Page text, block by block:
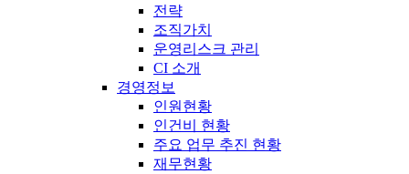
전략
조직가치
운영리스크 관리
CI 소개
경영정보
인원현황
인건비 현황
주요 업무 추진 현황
재무현황